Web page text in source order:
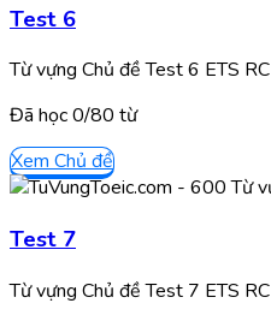
Test 6
Từ vựng Chủ đề Test 6 ETS
Đã học0/80 từ
Xem Chủ đề
Test 7
Từ vựng Chủ đề Test 7 ETS